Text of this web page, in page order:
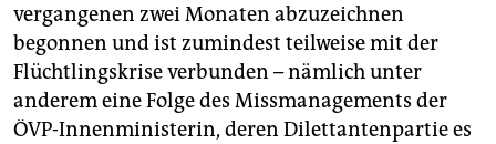
vergangenen zwei Monaten abzuzeichnen
begonnen und ist zumindest teilweise mit der
Flüchtlingskrise verbunden – nämlich unter
anderem eine Folge des Missmanagements der
ÖVP-Innenministerin, deren Dilettantenpartie es